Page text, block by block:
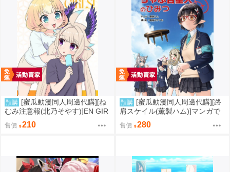
預購 [蜜瓜動漫同人周邊代購][ね
むみ注意報(北乃そやす)]EN GIR
LS! Vol.11(彩虹社)(同人誌)
售價 210
預購 [蜜瓜動漫同人周邊代購][路
肩スケイル(薫製ハム)]マンガで
わかるアビドスシリーズ ちゃ
ぶ台星人のひみつ(蔚藍檔案)(同
售價 280